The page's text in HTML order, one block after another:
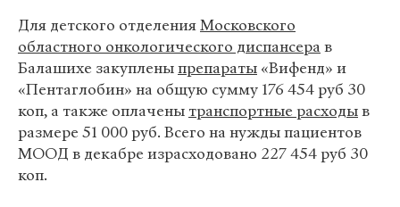
Для детского отделенияМосковского
областного онкологического диспансера в
Балашихе закупленыпрепараты «Вифенд» и
«Пентаглобин» на общую сумму 176 454 руб 30
коп, а также оплачены транспортные расходыв
размере 51 000 руб. Всего на нужды пациентов
МООД в декабре израсходовано 227 454 руб 30
коп.